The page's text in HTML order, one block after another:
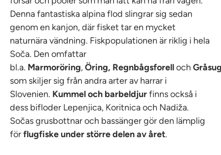
Denna fantastiska alpina flod slingrar sig sedan
genom en kanjon, där fisket tar en mycket
naturnära vändning. Fiskpopulationen är riklig i hela
Soča. Den omfattar
bl.a. Marmoröring,Öring, Regnbågsforelloch
som skiljer sig från andra arter av harrar i
Slovenien. Kummel och barbeldjurfinns också i
dess bifloder Lepenjica, Koritnica och Nadiža.
Sočas grusbottnar och bassänger gör den lämplig
förflugfiske under större delen av året.